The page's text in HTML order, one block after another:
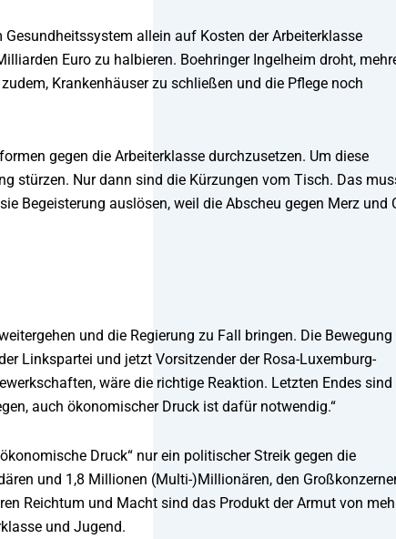
allein auf Kosten der Arbeiterklasse
Euro zu halbieren. Boehringer Ingelheim droht,
Krankenhäuser zu schließen und die Pflege noch
gegen die Arbeiterklasse durchzusetzen. Um diese
stürzen. Nur dann sind die Kürzungen vom Tisch. Das
Begeisterung auslösen, weil die Abscheu gegen Merz und
und die Regierung zu Fall bringen. Die Bewegung
Linkspartei und jetzt Vorsitzender der Rosa-Luxemburg-
wäre die richtige Reaktion. Letzten Endes sind
auch ökonomischer Druck ist dafür notwendig.“
Druck“ nur ein politischer Streik gegen die
und 1,8 Millionen (Multi-)Millionären, den
Reichtum und Macht sind das Produkt der Armut von
und Jugend.